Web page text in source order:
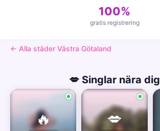
100%
gratis registrering
← Alla städer Västra Götaland
💋 Singlar nära dig
🔥 💋